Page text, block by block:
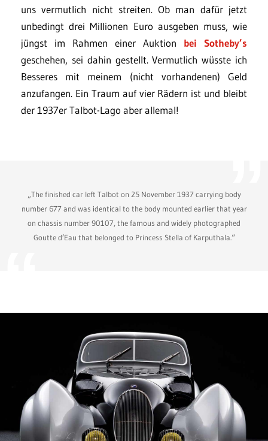
uns vermutlich nicht streiten. Ob man dafür jetzt
unbedingt drei Millionen Euro ausgeben muss, wie
jüngst im Rahmen einer Auktion bei Sotheby’s
geschehen, sei dahin gestellt. Vermutlich wüsste ich
Besseres mit meinem (nicht vorhandenen) Geld
anzufangen. Ein Traum auf vier Rädern ist und bleibt
der 1937er Talbot-Lago aber allemal!
„The finished car left Talbot on 25 November 1937 carrying body
number 677 and was identical to the body mounted earlier that year
on chassis number 90107, the famous and widely photographed
Goutte d’Eau that belonged to Princess Stella of Karputhala.“